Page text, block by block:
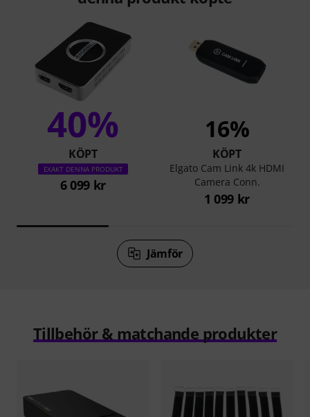
40%
KÖPT
EXAKT DENNA PRODUKT
6 099 kr
16%
KÖPT
Elgato Cam Link 4k HDMI
Camera Conn.
1 099 kr
Jämför
Tillbehör & matchande produkter